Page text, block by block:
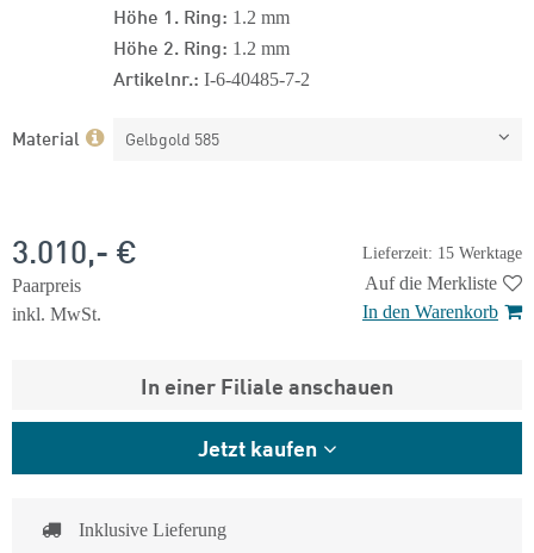
Höhe 1. Ring: 1.2 mm
Höhe 2. Ring: 1.2 mm
Artikelnr.: I-6-40485-7-2
Material Gelbgold 585
Lieferzeit: 15 Werktage
3.010,- €
Paarpreis
inkl. MwSt.
Auf die Merkliste
In den Warenkorb
In einer Filiale anschauen
Jetzt kaufen
Inklusive Lieferung